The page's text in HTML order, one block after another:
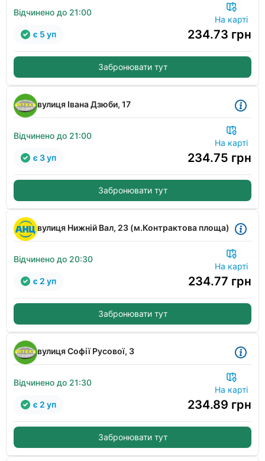
Відчинено до 21:00
На карті
234.73 грн
є 5 уп
Забронювати тут
вулиця Івана Дзюби, 17
Відчинено до 21:00
На карті
234.75 грн
є 3 уп
Забронювати тут
вулиця Нижній Вал, 23 (м.Контрактова площа)
Відчинено до 20:30
На карті
234.77 грн
є 2 уп
Забронювати тут
вулиця Софії Русової, 3
Відчинено до 21:30
На карті
234.89 грн
є 2 уп
Забронювати тут